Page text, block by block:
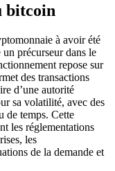
bitcoin
à avoir été
précurseur dans le
repose sur
des transactions
d’une autorité
sa volatilité, avec des
de temps. Cette
les réglementations
les
de la demande et